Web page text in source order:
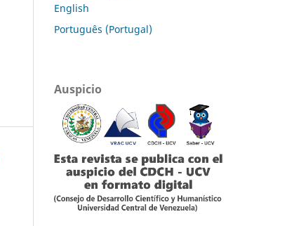
English
Português (Portugal)
Auspicio